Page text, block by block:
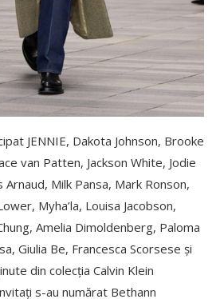
JENNIE, Dakota Johnson, Brooke
van Patten, Jackson White, Jodie
Milk Pansa, Mark Ronson,
Myha’la, Louisa Jacobson,
Amelia Dimoldenberg, Paloma
Giulia Be, Francesca Scorsese și
din colecția Calvin Klein
s-au numărat Bethann